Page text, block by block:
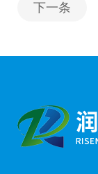
下一条